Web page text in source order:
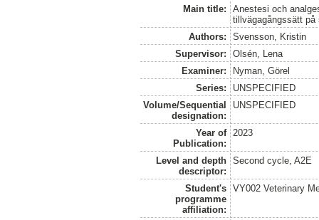
Main title:
Anestesi och
tillvägagångssätt
Authors:
Svensson, Kristin
Supervisor:
Olsén, Lena
Examiner:
Nyman, Görel
Series:
UNSPECIFIED
Volume/Sequential
designation:
UNSPECIFIED
Year of
Publication:
2023
Level and depth
descriptor:
Second cycle, A2E
Student's
programme
affiliation:
VY002 Veterinary